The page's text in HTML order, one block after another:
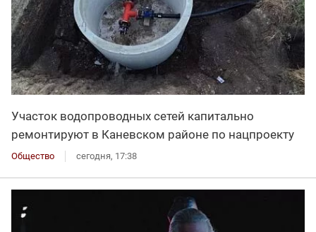
Участок водопроводных сетей капитально
ремонтируют в Каневском районе по нацпроекту
Общество сегодня, 17:38